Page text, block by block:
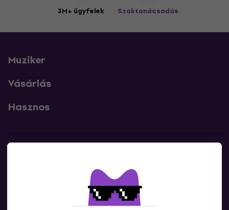
3M+ ügyfelek Szaktanácsadás
Muziker
Vásárlás
Hasznos
Lépj kapcsolatba velünk